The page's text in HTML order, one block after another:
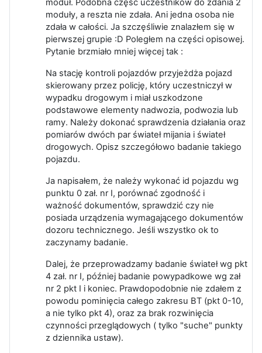
moduł. Podobna część uczestników do zdania 2
moduły, a reszta nie zdała. Ani jedna osoba nie
zdała w całości. Ja szczęśliwie znalazłem się w
pierwszej grupie :D Poległem na części opisowej.
Pytanie brzmiało mniej więcej tak :
Na stację kontroli pojazdów przyjeżdża pojazd
skierowany przez policję, który uczestniczył w
wypadku drogowym i miał uszkodzone
podstawowe elementy nadwozia, podwozia lub
ramy. Należy dokonać sprawdzenia działania oraz
pomiarów dwóch par świateł mijania i świateł
drogowych. Opisz szczegółowo badanie takiego
pojazdu.
Ja napisałem, że należy wykonać id pojazdu wg
punktu 0 zał. nr I, porównać zgodność i
ważność dokumentów, sprawdzić czy nie
posiada urządzenia wymagającego dokumentów
dozoru technicznego. Jeśli wszystko ok to
zaczynamy badanie.
Dalej, że przeprowadzamy badanie świateł wg pkt
4 zał. nr I, później badanie powypadkowe wg zał
nr 2 pkt I i koniec. Prawdopodobnie nie zdałem z
powodu pominięcia całego zakresu BT (pkt 0-10,
a nie tylko pkt 4), oraz za brak rozwinięcia
czynności przeglądowych ( tylko "suche" punkty
z dziennika ustaw).